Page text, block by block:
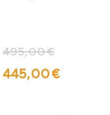
495,00€
Le
445,00€Le